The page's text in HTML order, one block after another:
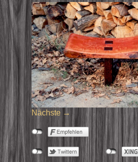
Nächste →